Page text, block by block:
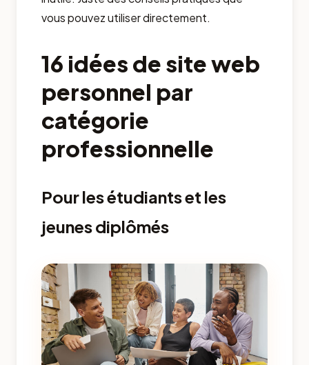
vous pouvez utiliser directement.
16 idées de site web
personnel par
catégorie
professionnelle
Pour les étudiants et les
jeunes diplômés